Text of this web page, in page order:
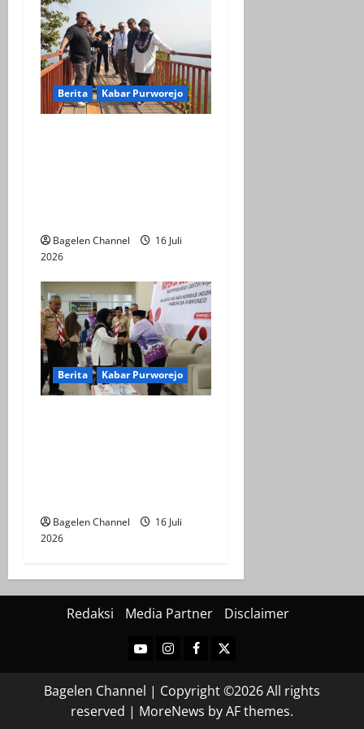
Berita Kabar Purworejo
Bagelen Channel
16 Juli
2026
Berita Kabar Purworejo
Bagelen Channel
16 Juli
2026
Redaksi Media Partner Disclaimer
YoutubeInstagram
Facebook
Twitter
Bagelen Channel | Copyright ©2026 All rights
reserved | MoreNews by AF themes.